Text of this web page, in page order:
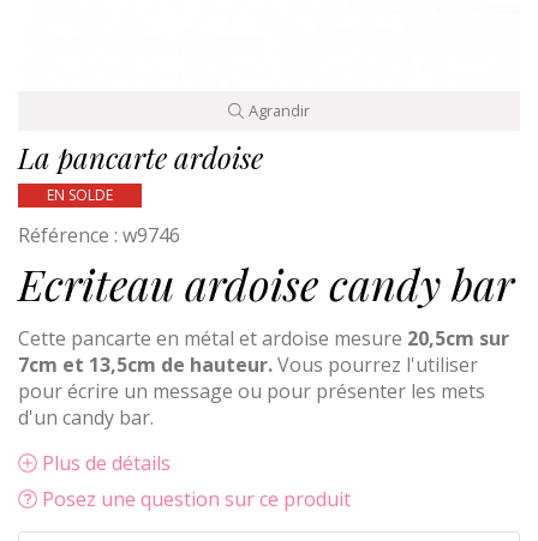
Agrandir
La pancarte ardoise
EN SOLDE
Référence : w9746
Ecriteau ardoise candy bar
Cette pancarte en métal et ardoise mesure 20,5cm sur
7cm et 13,5cm de hauteur.Vous pourrez l'utiliser
pour écrire un message ou pour présenter les mets
d'un candy bar.
Plus de détails
Posez une question sur ce produit